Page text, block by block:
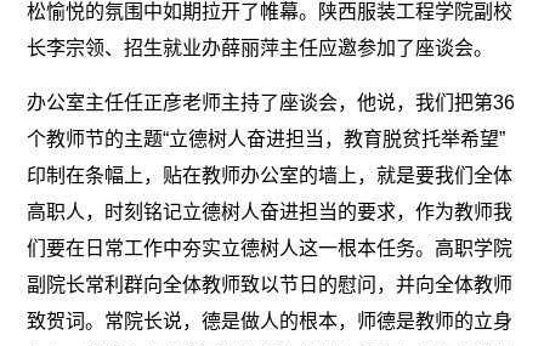
松愉悦的氛围中如期拉开了帷幕。陕西服装工程学院副校
长李宗领、招生就业办薛丽萍主任应邀参加了座谈会。
办公室主任任正彦老师主持了座谈会，他说，我们把第36
个教师节的主题“立德树人奋进担当，教育脱贫托举希望”
印制在条幅上，贴在教师办公室的墙上，就是要我们全体
高职人，时刻铭记立德树人奋进担当的要求，作为教师我
们要在日常工作中夯实立德树人这一根本任务。高职学院
副院长常利群向全体教师致以节日的慰问，并向全体教师
致贺词。常院长说，德是做人的根本，师德是教师的立身